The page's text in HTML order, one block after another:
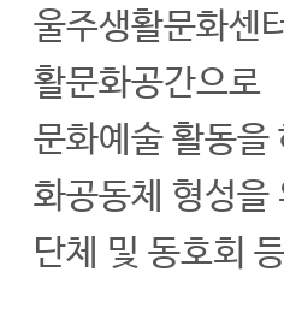
울주생활문화센
활문화공간으로
문화예술 활동을
화공동체 형성을
단체 및 동호회